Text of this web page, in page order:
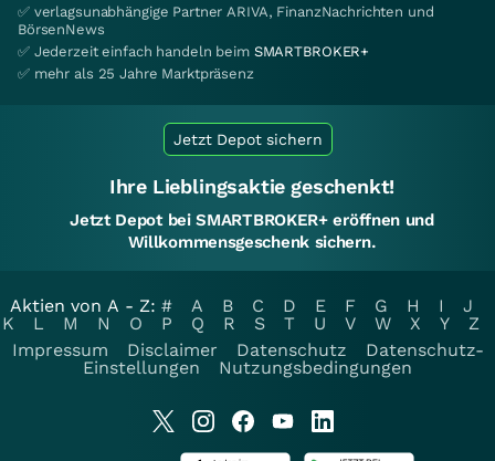
✅ verlagsunabhängige Partner ARIVA, FinanzNachrichten und
BörsenNews
✅ Jederzeit einfach handeln beim SMARTBROKER+
✅ mehr als 25 Jahre Marktpräsenz
Jetzt Depot sichern
Ihre Lieblingsaktie geschenkt!
Jetzt Depot bei SMARTBROKER+ eröffnen und
Willkommensgeschenk sichern.
Aktien von A - Z: # A B C D E F G H I
J
K
L M N O P Q R S T U V W X Y
Z
Impressum
Disclaimer Datenschutz
Datenschutz-
Einstellungen
Nutzungsbedingungen